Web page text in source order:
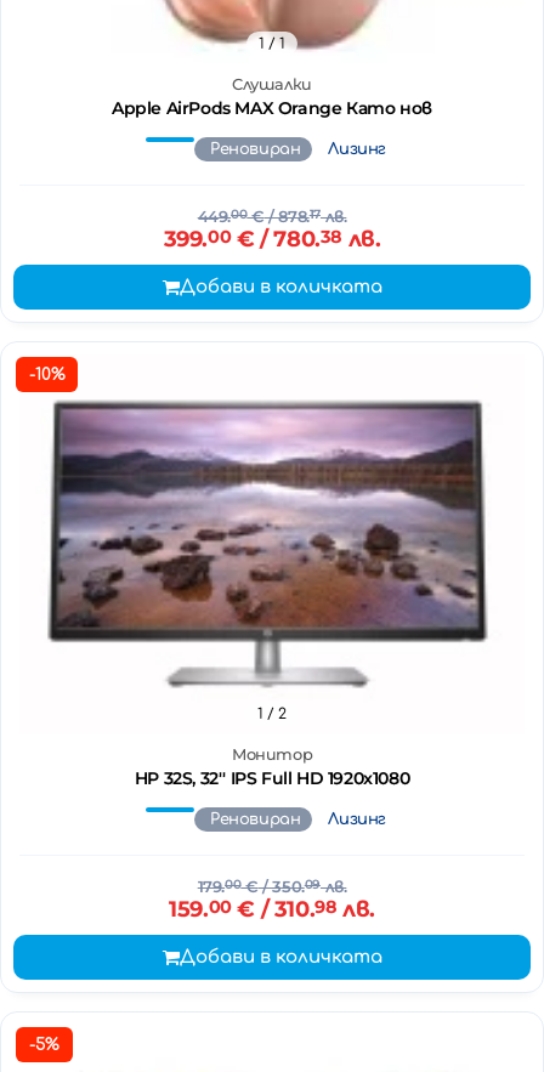
Слушалки
Apple AirPods MAX Orange Като нов
1 / 1
Реновиран Лизинг
449.00€/ 878.17лв.
399.00€ / 780.38 лв.
Добави в количката
-10%
Монитор
HP 32S, 32'' IPS Full HD 1920x1080
1 / 2
Реновиран Лизинг
179.00€/ 350.09лв.
159.00€ / 310.98 лв.
Добави в количката
-5%